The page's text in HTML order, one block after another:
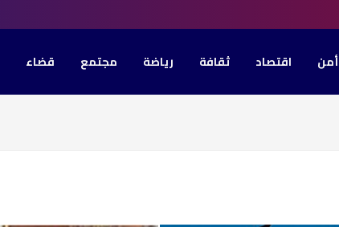
أمن اقتصاد ثقافة رياضة مجتمع قضاء